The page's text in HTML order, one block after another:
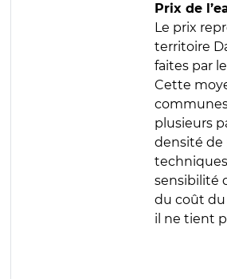
Prix de
Le prix
territoire
faites par
Cette
plusieurs
densité de
techniques
sensibilité
du coût du
il ne tient